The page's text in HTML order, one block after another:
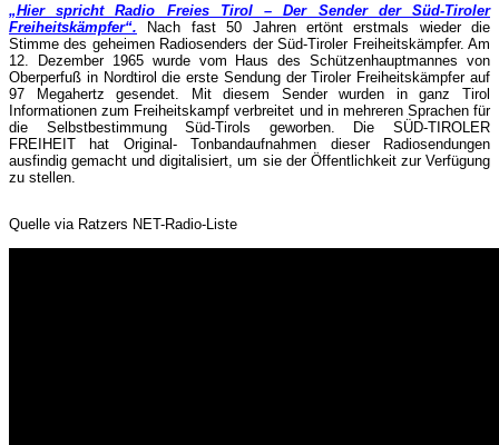
„Hier spricht Radio Freies Tirol – Der Sender der Süd-Tiroler
Freiheitskämpfer“. Nach fast 50 Jahren ertönt erstmals wieder die
Stimme des geheimen Radiosenders der Süd-Tiroler Freiheitskämpfer. Am
12. Dezember 1965 wurde vom Haus des Schützenhauptmannes von
Oberperfuß in Nordtirol die erste Sendung der Tiroler Freiheitskämpfer auf
97 Megahertz gesendet. Mit diesem Sender wurden in ganz Tirol
Informationen zum Freiheitskampf verbreitet und in mehreren Sprachen für
die Selbstbestimmung Süd-Tirols geworben. Die SÜD-TIROLER
FREIHEIT hat Original- Tonbandaufnahmen dieser Radiosendungen
ausfindig gemacht und digitalisiert, um sie der Öffentlichkeit zur Verfügung
zu stellen.
Quelle via Ratzers NET-Radio-Liste